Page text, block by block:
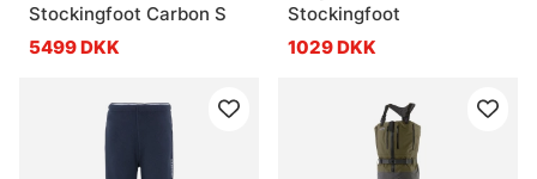
Stockingfoot Carbon S
5499 DKK
Stockingfoot
1029 DKK